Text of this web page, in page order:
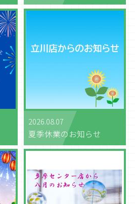
2026.08.07
夏季休業のお知らせ